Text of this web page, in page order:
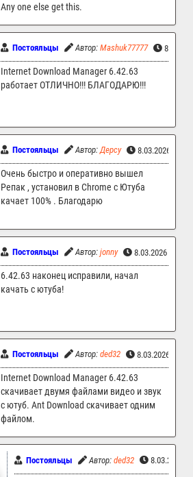
Any one else get this.
Постояльцы Автор: Mashuk77777
Internet Download Manager 6.42.63
работает ОТЛИЧНО!!! БЛАГОДАРЮ!!!
Постояльцы Автор: Дерсу 8.03.2026
Очень быстро и оперативно вышел
Репак , установил в Chrome с Ютуба
качает 100% . Благодарю
Постояльцы Автор: jonny 8.03.2026 10:39
6.42.63 наконец исправили, начал
качать с ютуба!
Постояльцы Автор: ded32 8.03.2026
Internet Download Manager 6.42.63
скачивает двумя файлами видео и звук
с ютуб. Ant Download скачивает одним
файлом.
Постояльцы Автор: ded32 8.03.2026